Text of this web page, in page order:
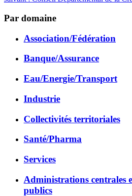
Par domaine
Association/Fédération
Banque/Assurance
Eau/Energie/Transport
Industrie
Collectivités territoriales
Santé/Pharma
Services
Administrations centrales
publics